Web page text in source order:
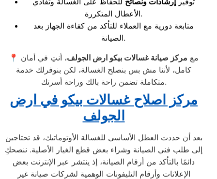
الأعطال المتكررة.
متابعة دورية مع العملاء للتأكد من كفاءة الجهاز بعد
الصيانة.
📍 مع مركز صيانة غسالات بيكو ارض الجولف، أنتِ في أمان
كامل، لأننا مش بس بنصلح الغسالة، لكن بنوفرلك خدمة
متكاملة تضمن راحة بالك وراحة أسرتك.
مركز اصلاح غسالات بيكو في ارض
الجولف
بعد أن حددت العطل الأساسي للغسالة الأوتوماتيك، قد تحتاجين
إلى طلب فني الصيانة وشراء بعض قطع الغيار الأصلية. ننصحكِ
دائمًا بالتأكد من أرقام الصيانة، إذ ينتشر عبر الإنترنت بعض
الإعلانات وأرقام التليفونات الوهمية لشركات صيانة غير